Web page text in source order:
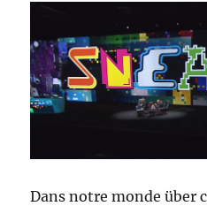
Dans notre monde über